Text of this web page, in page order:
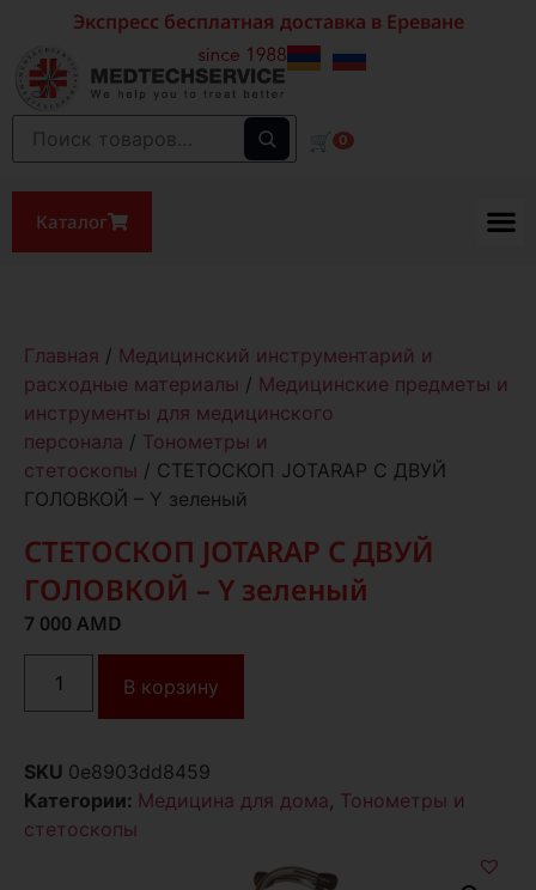
Экспресс бесплатная доставка в Ереване
🛒 0
Каталог
Главная / Медицинский инструментарий и
расходные материалы / Медицинские предметы и
инструменты для медицинского
персонала / Тонометры и
стетоскопы / СТЕТОСКОП JOTARAP С ДВУЙ
ГОЛОВКОЙ – Y зеленый
СТЕТОСКОП JOTARAP С ДВУЙ
ГОЛОВКОЙ – Y зеленый
7 000 AMD
В корзину
SKU 0e8903dd8459
Категории: Медицина для дома, Тонометры и
стетоскопы